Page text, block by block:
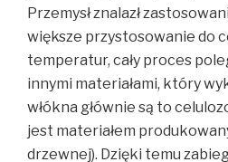
Przemysł znalazł
większe przystosowanie do
temperatur, cały proces
innymi materiałami, który
włókna głównie są to
jest materiałem
drzewnej). Dzięki temu